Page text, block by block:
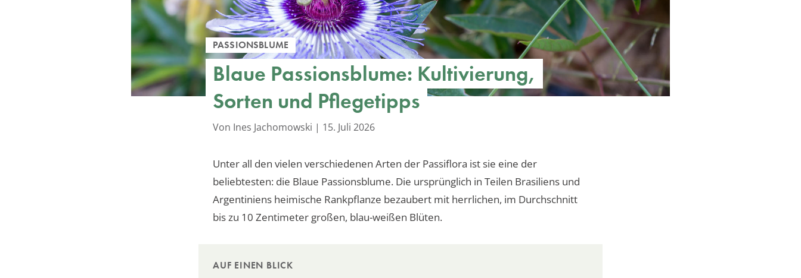
PASSIONSBLUME
Blaue Passionsblume: Kultivierung,
Sorten und Pflegetipps
Von Ines Jachomowski | 15. Juli 2026
Unter all den vielen verschiedenen Arten der Passiflora ist sie eine der
beliebtesten: die Blaue Passionsblume. Die ursprünglich in Teilen Brasiliens und
Argentiniens heimische Rankpflanze bezaubert mit herrlichen, im Durchschnitt
bis zu 10 Zentimeter großen, blau-weißen Blüten.
AUF EINEN BLICK